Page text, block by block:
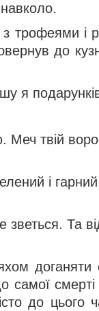
з трофеями і
до
я
твій
і
Та
самої
до цього